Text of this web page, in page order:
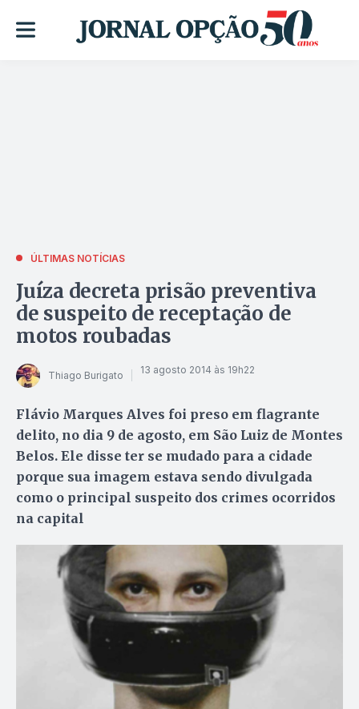
ÚLTIMAS NOTÍCIAS
Juíza decreta prisão preventiva
de suspeito de receptação de
motos roubadas
Thiago Burigato 13 agosto 2014 às 19h22
Flávio Marques Alves foi preso em flagrante
delito, no dia 9 de agosto, em São Luiz de Montes
Belos. Ele disse ter se mudado para a cidade
porque sua imagem estava sendo divulgada
como o principal suspeito dos crimes ocorridos
na capital